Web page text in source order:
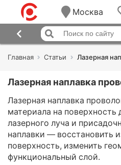
Москва
Главная Статьи Лазерная
Лазерная наплавка
Лазерная наплавка
материала на
лазерного луча и
наплавки — восстановить
поверхность, изменить
функциональный слой.